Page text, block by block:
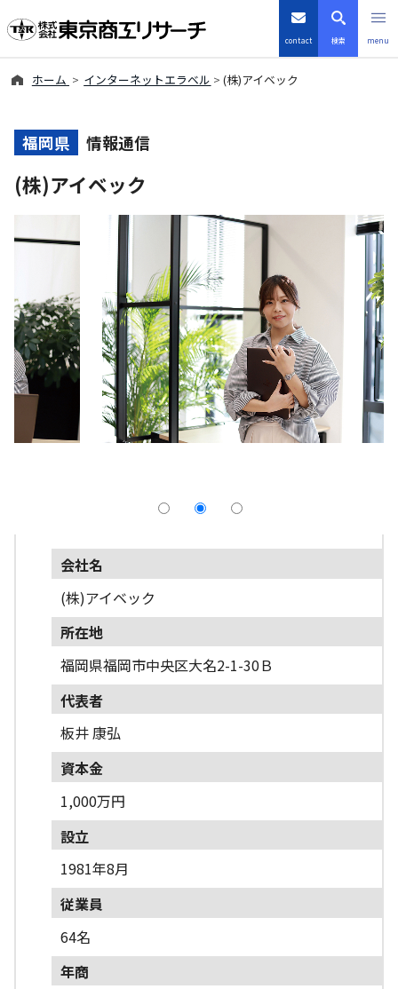
contact 検索 menu
TSRデータインサイト
TSR-PLUS
優良企業サイト
会社案内
商品・サービス
導入事例
採用情報
English
ホーム インターネットエラベル (株)アイベック
福岡県 情報通信
(株)アイベック
会社名
(株)アイベック
所在地
福岡県福岡市中央区大名2-1-30Ｂ
代表者
板井 康弘
資本金
1,000万円
設立
1981年8月
従業員
64名
年商